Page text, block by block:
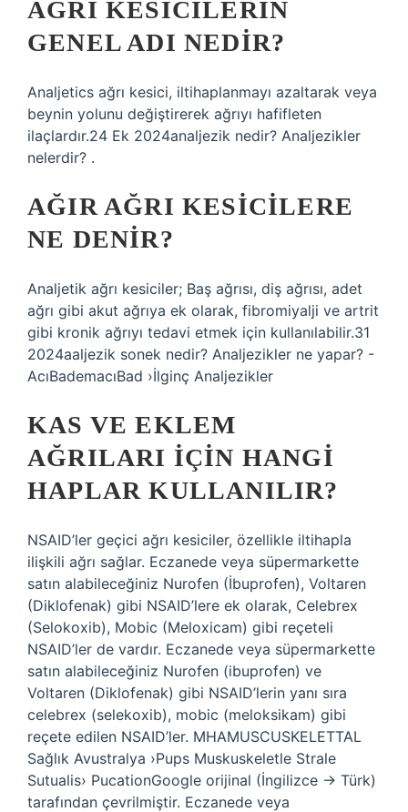
AĞRI KESICILERIN
GENEL ADI NEDIR?
Analjetics ağrı kesici, iltihaplanmayı azaltarak veya
beynin yolunu değiştirerek ağrıyı hafifleten
ilaçlardır.24 Ek 2024analjezik nedir? Analjezikler
nelerdir? .
AĞIR AĞRI KESICILERE
NE DENIR?
Analjetik ağrı kesiciler; Baş ağrısı, diş ağrısı, adet
ağrı gibi akut ağrıya ek olarak, fibromiyalji ve artrit
gibi kronik ağrıyı tedavi etmek için kullanılabilir.31
2024aaljezik sonek nedir? Analjezikler ne yapar? -
AcıBademacıBad ›İlginç Analjezikler
KAS VE EKLEM
AĞRILARI IÇIN HANGI
HAPLAR KULLANILIR?
NSAID’ler geçici ağrı kesiciler, özellikle iltihapla
ilişkili ağrı sağlar. Eczanede veya süpermarkette
satın alabileceğiniz Nurofen (İbuprofen), Voltaren
(Diklofenak) gibi NSAID’lere ek olarak, Celebrex
(Selokoxib), Mobic (Meloxicam) gibi reçeteli
NSAID’ler de vardır. Eczanede veya süpermarkette
satın alabileceğiniz Nurofen (ibuprofen) ve
Voltaren (Diklofenak) gibi NSAID’lerin yanı sıra
celebrex (selekoxib), mobic (meloksikam) gibi
reçete edilen NSAID’ler. MHAMUSCUSKELETTAL
Sağlık Avustralya ›Pups Muskuskeletle Strale
Sutualis› PucationGoogle orijinal (İngilizce → Türk)
tarafından çevrilmiştir. Eczanede veya